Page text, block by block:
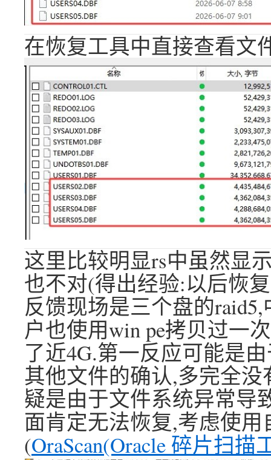
在恢复工具中直接查看文
这里比较明显rs中虽然显
也不对(得出经验:以后恢
反馈现场是三个盘的
户也使用win pe拷贝过一
了近4G.第一反应可能是
其他文件的确认,多完全
疑是由于文件系统异常导
面肯定无法恢复,考虑使用
(OraScan(Oracle 碎片扫